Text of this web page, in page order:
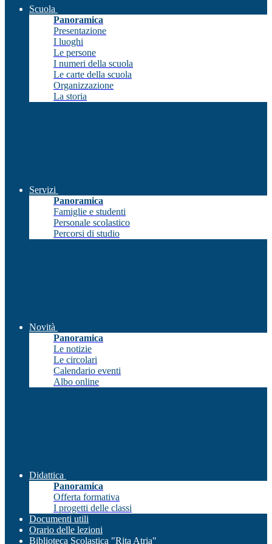
Scuola
Panoramica
Presentazione
I luoghi
Le persone
I numeri della scuola
Le carte della scuola
Organizzazione
La storia
Servizi
Panoramica
Famiglie e studenti
Personale scolastico
Percorsi di studio
Novità
Panoramica
Le notizie
Le circolari
Calendario eventi
Albo online
Didattica
Panoramica
Offerta formativa
I progetti delle classi
Documenti utili
Orario delle lezioni
Biblioteca Scolastica "Rita Atria"